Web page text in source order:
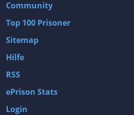
Community
Top 100 Prisoner
Sitemap
Hilfe
RSS
ePrison Stats
Login